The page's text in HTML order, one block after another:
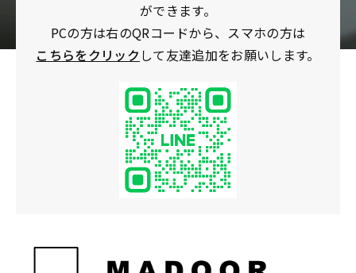
ができます。
PCの方は右のQRコードから、スマホの方は
こちらをクリック して友達追加をお願いします。